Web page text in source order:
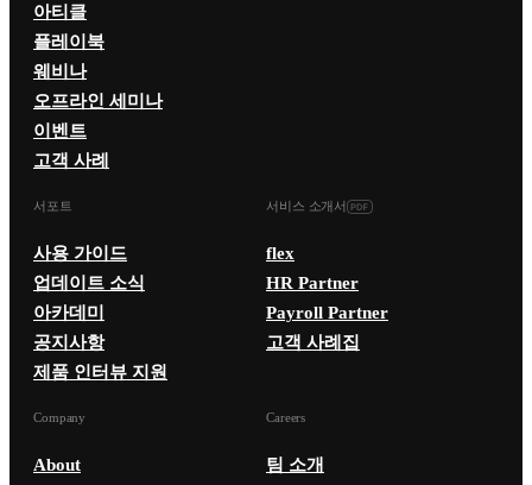
아티클
플레이북
웨비나
오프라인 세미나
이벤트
고객 사례
서포트
사용 가이드
업데이트 소식
아카데미
공지사항
제품 인터뷰 지원
서비스 소개서
flex
HR Partner
Payroll Partner
고객 사례집
Company
About
Careers
팀 소개